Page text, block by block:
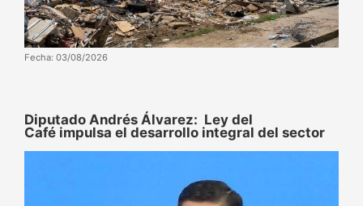
Fecha: 03/08/2026
Diputado Andrés Álvarez: Ley del
Café impulsa el desarrollo integral del sector